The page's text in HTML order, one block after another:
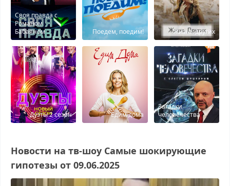
Своя правда с
Романом
Бабаяном
Поедем, поедим! Жизнь других
Дуэты 2 сезон Едим дома
Загадки
человечества
Новости на тв-шоу Самые шокирующие
гипотезы от 09.06.2025